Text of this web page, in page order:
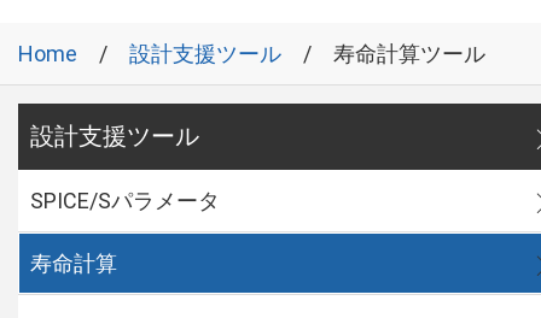
Home 設計支援ツール 寿命計算ツール
設計支援ツール
SPICE/Sパラメータ
寿命計算